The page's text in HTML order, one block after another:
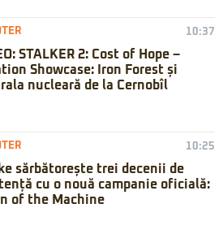
10:37
STALKER 2: Cost of Hope –
Showcase: Iron Forest și
nucleară de la Cernobîl
10:25
sărbătorește trei decenii de
cu o nouă campanie oficială:
of the Machine